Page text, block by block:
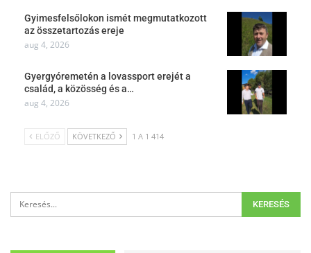
Gyimesfelsőlokon ismét megmutatkozott
az összetartozás ereje
aug 4, 2026
Gyergyóremetén a lovassport erejét a
család, a közösség és a…
aug 4, 2026
ELŐZŐ KÖVETKEZŐ 1 A 1 414